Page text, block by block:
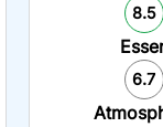
8.5
6.7